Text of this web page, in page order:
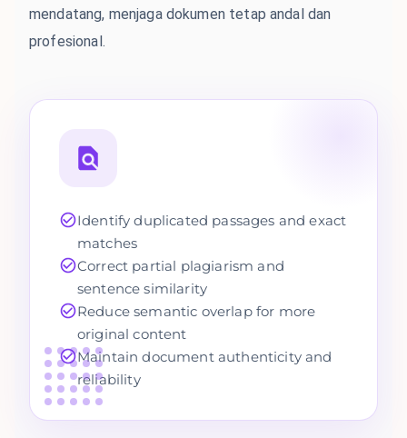
mendatang, menjaga dokumen tetap andal dan
profesional.
Identify duplicated passages and exact
matches
Correct partial plagiarism and
sentence similarity
Reduce semantic overlap for more
original content
Maintain document authenticity and
reliability